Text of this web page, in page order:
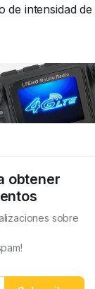
de intensidad de
obtener
sobre